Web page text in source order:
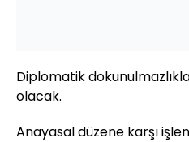
Diplomatik
olacak.
Anayasal düzene karşı